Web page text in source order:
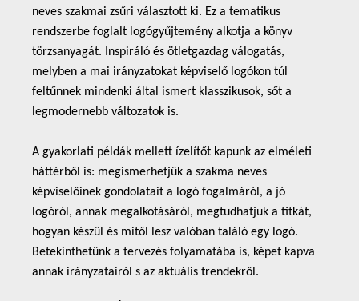
neves szakmai zsűri választott ki. Ez a tematikus
rendszerbe foglalt logógyűjtemény alkotja a könyv
törzsanyagát. Inspiráló és ötletgazdag válogatás,
melyben a mai irányzatokat képviselő logókon túl
feltűnnek mindenki által ismert klasszikusok, sőt a
legmodernebb változatok is.
A gyakorlati példák mellett ízelítőt kapunk az elméleti
háttérből is: megismerhetjük a szakma neves
képviselőinek gondolatait a logó fogalmáról, a jó
logóról, annak megalkotásáról, megtudhatjuk a titkát,
hogyan készül és mitől lesz valóban találó egy logó.
Betekinthetünk a tervezés folyamatába is, képet kapva
annak irányzatairól s az aktuális trendekről.